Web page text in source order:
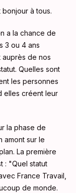
à tous.
a la chance de
3 ou 4 ans
auprès de nos
Quelles sont
les personnes
elles créent leur
la phase de
amont sur le
. La première
: "Quel statut
France Travail,
de monde.